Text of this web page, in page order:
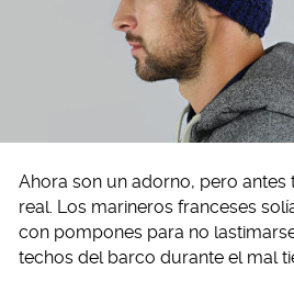
Ahora son un adorno, pero antes
real. Los marineros franceses
con pompones para no
techos del barco durante el mal